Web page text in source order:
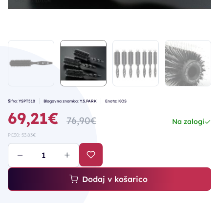
Šifra: YSPT510 Blagovna znamka: Y.S.PARK Enota: KOS
69,21€ 76,90€ Na zalogi
PC30: 53,83€
Dodaj v košarico